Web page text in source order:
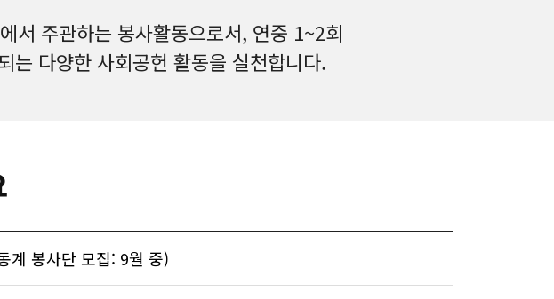
서 주관하는 봉사활동으로서, 연중 1~2회
는 다양한 사회공헌 활동을 실천합니다.
계 봉사단 모집: 9월 중)